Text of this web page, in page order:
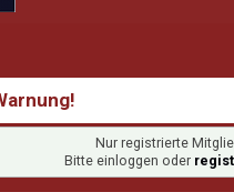
Nur registrierte
Bitte einloggen oder